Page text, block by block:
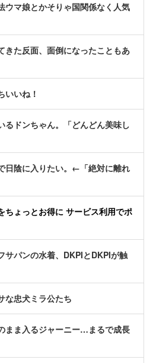
ウマ娘とかそりゃ国関係なく人気
きた反面、面倒になったこともあ
いいね！
るドンちゃん。「どんどん美味し
日陰に入りたい。←「絶対に離れ
ちょっとお得に サービス利用でポ
サパンの水着、DKPIとDKPIが触
な忠犬ミラ公たち
まま入るジャーニー…まるで成長